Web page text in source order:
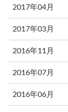
2017年04月
2017年03月
2016年11月
2016年07月
2016年06月